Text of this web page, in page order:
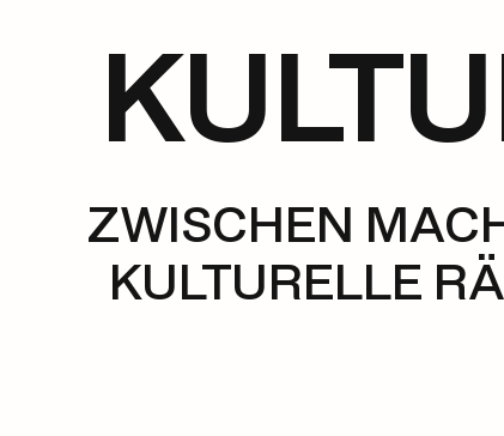
ZWISCHEN
KULTURELLE